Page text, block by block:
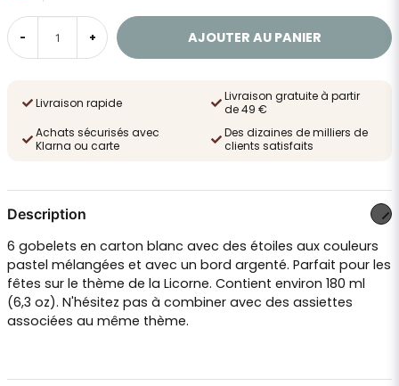
- + AJOUTER AU PANIER
Livraison rapide
Livraison gratuite à partir
de 49 €
Achats sécurisés avec
Klarna ou carte
Des dizaines de milliers de
clients satisfaits
Description
6 gobelets en carton blanc avec des étoiles aux couleurs
pastel mélangées et avec un bord argenté. Parfait pour les
fêtes sur le thème de la Licorne. Contient environ 180 ml
(6,3 oz). N'hésitez pas à combiner avec des assiettes
associées au même thème.